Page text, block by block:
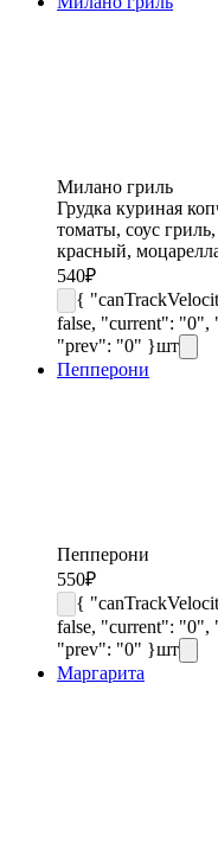
Милано гриль
Грудка куриная
томаты, соус
красный,
540₽
{
false, "current": "0",
"prev": "0" }шт
Пепперони
Пепперони
550₽
{
false, "current": "0",
"prev": "0" }шт
Маргарита